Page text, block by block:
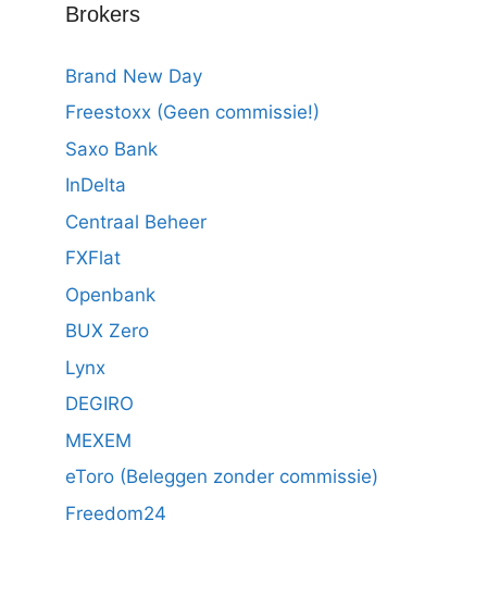
Brokers
Brand New Day
Freestoxx (Geen commissie!)
Saxo Bank
InDelta
Centraal Beheer
FXFlat
Openbank
BUX Zero
Lynx
DEGIRO
MEXEM
eToro (Beleggen zonder commissie)
Freedom24